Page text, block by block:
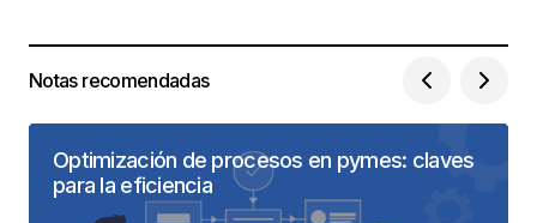
Notas recomendadas
Optimización de procesos en pymes: claves
para la eficiencia